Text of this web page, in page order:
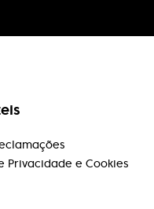
Privacidade e Cookies